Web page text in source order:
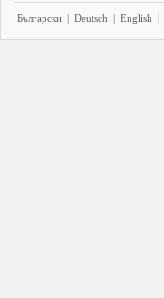
Български | Deutsch | English |